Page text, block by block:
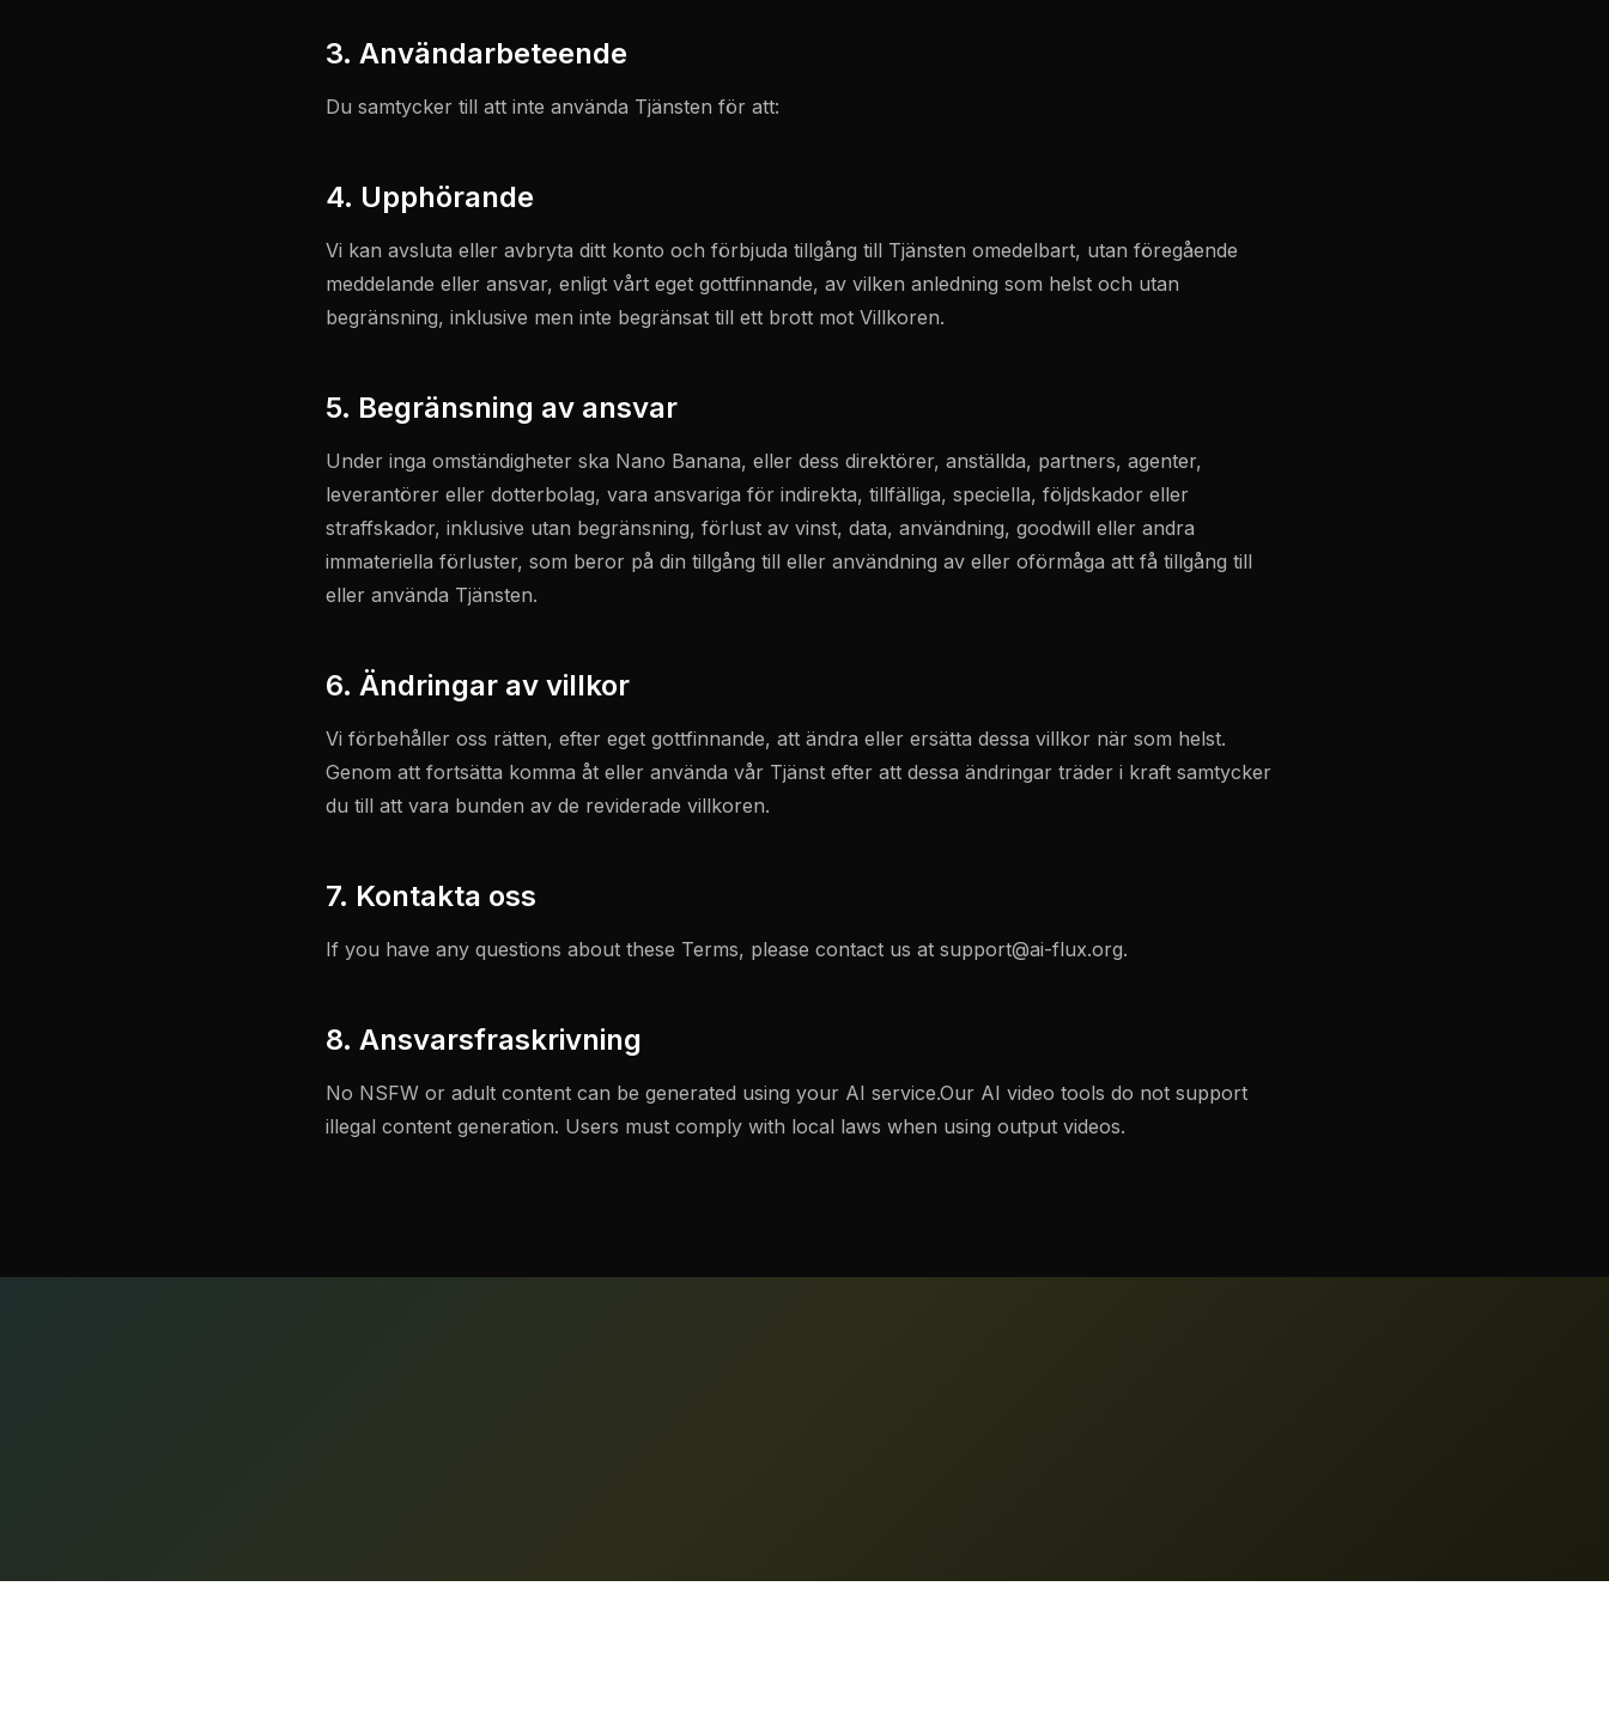
3. Användarbeteende
Du samtycker till att inte använda Tjänsten för att:
4. Upphörande
Vi kan avsluta eller avbryta ditt konto och förbjuda tillgång till Tjänsten omedelbart, utan föregående
meddelande eller ansvar, enligt vårt eget gottfinnande, av vilken anledning som helst och utan
begränsning, inklusive men inte begränsat till ett brott mot Villkoren.
5. Begränsning av ansvar
Under inga omständigheter ska Nano Banana, eller dess direktörer, anställda, partners, agenter,
leverantörer eller dotterbolag, vara ansvariga för indirekta, tillfälliga, speciella, följdskador eller
straffskador, inklusive utan begränsning, förlust av vinst, data, användning, goodwill eller andra
immateriella förluster, som beror på din tillgång till eller användning av eller oförmåga att få tillgång till
eller använda Tjänsten.
6. Ändringar av villkor
Vi förbehåller oss rätten, efter eget gottfinnande, att ändra eller ersätta dessa villkor när som helst.
Genom att fortsätta komma åt eller använda vår Tjänst efter att dessa ändringar träder i kraft samtycker
du till att vara bunden av de reviderade villkoren.
7. Kontakta oss
If you have any questions about these Terms, please contact us at support@ai-flux.org.
8. Ansvarsfraskrivning
No NSFW or adult content can be generated using your AI service.Our AI video tools do not support
illegal content generation. Users must comply with local laws when using output videos.